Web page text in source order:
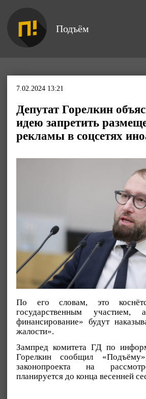
Подъём
7.02.2024 13:21
Депутат Горелкин
идею запретить
рекламы в соцсетях
По его словам, это
государственным
финансирование» будут
жалости».
Зампред комитета ГД по
Горелкин сообщил
законопроекта на
планируется до конца весенней